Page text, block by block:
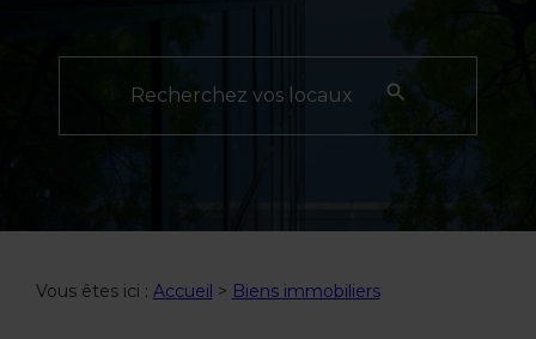
Recherchez vos locaux
Vous êtes ici : Accueil > Biens immobiliers